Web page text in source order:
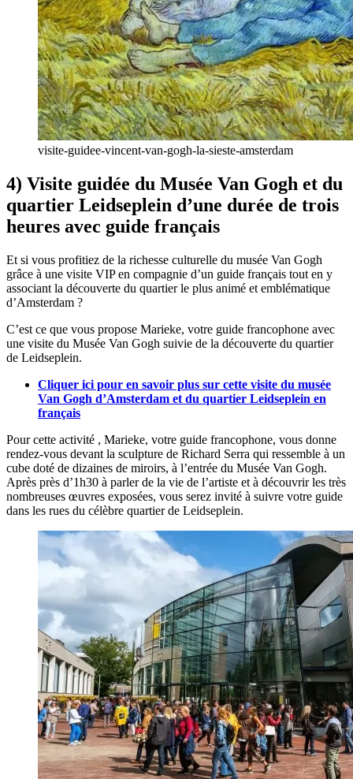
visite-guidee-vincent-van-gogh-la-sieste-amsterdam
4) Visite guidée du Musée Van Gogh et du
quartier Leidseplein d’une durée de trois
heures avec guide français
Et si vous profitiez de la richesse culturelle du musée Van Gogh
grâce à une visite VIP en compagnie d’un guide français tout en y
associant la découverte du quartier le plus animé et emblématique
d’Amsterdam ?
C’est ce que vous propose Marieke, votre guide francophone avec
une visite du Musée Van Gogh suivie de la découverte du quartier
de Leidseplein.
Cliquer ici pour en savoir plus sur cette visite du musée
Van Gogh d’Amsterdam et du quartier Leidseplein en
français
Pour cette activité , Marieke, votre guide francophone, vous donne
rendez-vous devant la sculpture de Richard Serra qui ressemble à un
cube doté de dizaines de miroirs, à l’entrée du Musée Van Gogh.
Après près d’1h30 à parler de la vie de l’artiste et à découvrir les très
nombreuses œuvres exposées, vous serez invité à suivre votre guide
dans les rues du célèbre quartier de Leidseplein.